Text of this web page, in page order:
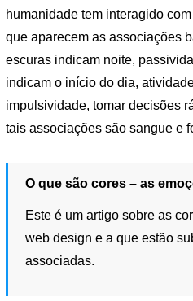
humanidade tem interagido
que aparecem as associações
escuras indicam noite,
indicam o início do dia,
impulsividade, tomar decisões
tais associações são sangue e
O que são cores – as
Este é um artigo sobre as
web design e a que estão
associadas.